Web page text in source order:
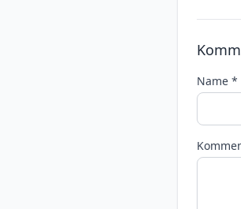
Name *